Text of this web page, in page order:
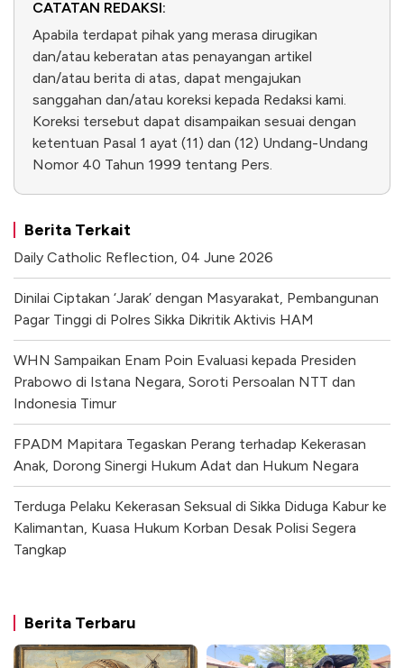
CATATAN REDAKSI:
Apabila terdapat pihak yang merasa dirugikan
dan/atau keberatan atas penayangan artikel
dan/atau berita di atas, dapat mengajukan
sanggahan dan/atau koreksi kepada Redaksi kami.
Koreksi tersebut dapat disampaikan sesuai dengan
ketentuan Pasal 1 ayat (11) dan (12) Undang-Undang
Nomor 40 Tahun 1999 tentang Pers.
Berita Terkait
Daily Catholic Reflection, 04 June 2026
Dinilai Ciptakan ‘Jarak’ dengan Masyarakat, Pembangunan
Pagar Tinggi di Polres Sikka Dikritik Aktivis HAM
WHN Sampaikan Enam Poin Evaluasi kepada Presiden
Prabowo di Istana Negara, Soroti Persoalan NTT dan
Indonesia Timur
FPADM Mapitara Tegaskan Perang terhadap Kekerasan
Anak, Dorong Sinergi Hukum Adat dan Hukum Negara
Terduga Pelaku Kekerasan Seksual di Sikka Diduga Kabur ke
Kalimantan, Kuasa Hukum Korban Desak Polisi Segera
Tangkap
Berita Terbaru